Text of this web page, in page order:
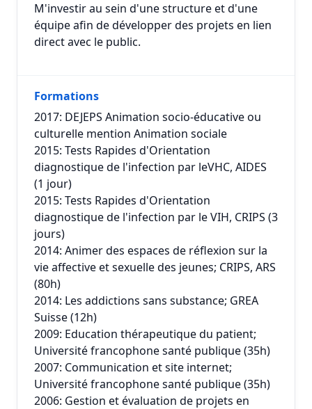
M'investir au sein d'une structure et d'une
équipe afin de développer des projets en lien
direct avec le public.
Formations
2017: DEJEPS Animation socio-éducative ou
culturelle mention Animation sociale
2015: Tests Rapides d'Orientation
diagnostique de l'infection par leVHC, AIDES
(1 jour)
2015: Tests Rapides d'Orientation
diagnostique de l'infection par le VIH, CRIPS (3
jours)
2014: Animer des espaces de réflexion sur la
vie affective et sexuelle des jeunes; CRIPS, ARS
(80h)
2014: Les addictions sans substance; GREA
Suisse (12h)
2009: Education thérapeutique du patient;
Université francophone santé publique (35h)
2007: Communication et site internet;
Université francophone santé publique (35h)
2006: Gestion et évaluation de projets en